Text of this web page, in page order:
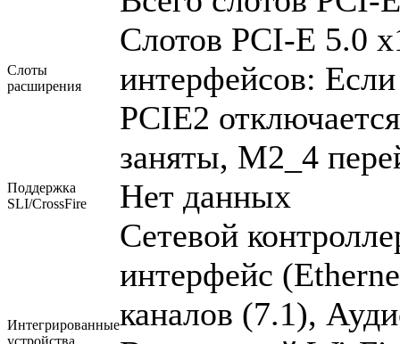
Слоты
расширения
Слотов PCI-E 5.0
интерфейсов:
PCIE2
заняты, M2_4
Поддержка
SLI/CrossFire
Нет данных
Интегрированные
Сетевой
интерфейс
каналов (7.1),